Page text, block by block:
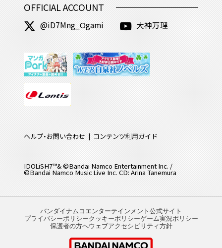
OFFICIAL ACCOUNT
@iD7Mng_Ogami 大神万理
ヘルプ・お問い合わせ コンテンツ利用ガイド
IDOLiSH7™& ©Bandai Namco Entertainment Inc. /
©Bandai Namco Music Live Inc. CD: Arina Tanemura
バンダイナムコエンターテインメント公式サイト
プライバシーポリシークッキーポリシーゲーム実況ポリシー
保護者の方へウェブアクセシビリティ方針